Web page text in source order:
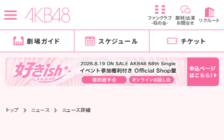
ファンクラブ
-柱の会-
取材/出演
お問合せ リクルート
劇場ガイド スケジュール チケット
トップ ニュース ニュース詳細